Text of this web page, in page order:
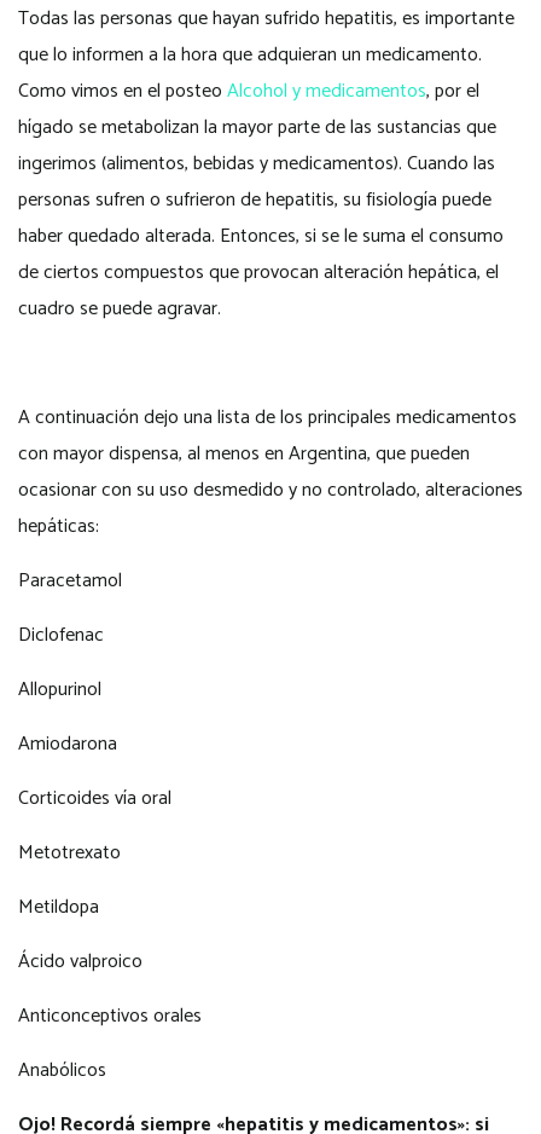
Todas las personas que hayan sufrido hepatitis, es importante
que lo informen a la hora que adquieran un medicamento.
Como vimos en el posteoAlcohol y medicamentos, por el
hígado se metabolizan la mayor parte de las sustancias que
ingerimos (alimentos, bebidas y medicamentos). Cuando las
personas sufren o sufrieron de hepatitis, su fisiología puede
haber quedado alterada. Entonces, si se le suma el consumo
de ciertos compuestos que provocan alteración hepática, el
cuadro se puede agravar.
A continuación dejo una lista de los principales medicamentos
con mayor dispensa, al menos en Argentina, que pueden
ocasionar con su uso desmedido y no controlado, alteraciones
hepáticas:
Paracetamol
Diclofenac
Allopurinol
Amiodarona
Corticoides vía oral
Metotrexato
Metildopa
Ácido valproico
Anticonceptivos orales
Anabólicos
Ojo! Recordá siempre «hepatitis y medicamentos»: si